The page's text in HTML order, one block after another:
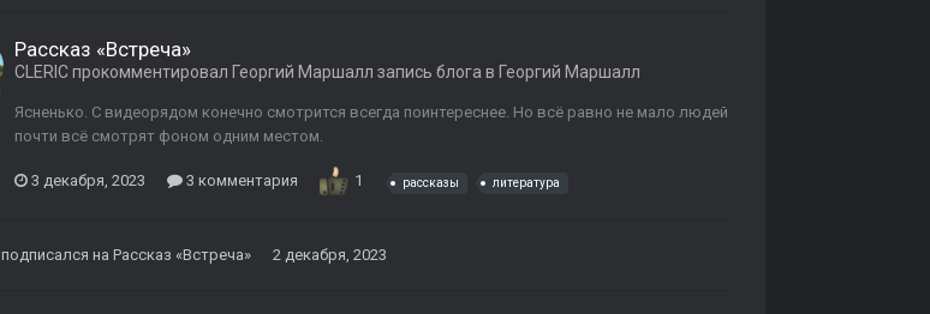
Рассказ «Встреча»
CLERICпрокомментировал Георгий Маршалл запись блога в Георгий Маршалл
Ясненько. С видеорядом конечно смотрится всегда поинтереснее. Но всё равно не мало людей
почти всё смотрят фоном одним местом.
3 декабря, 2023 3 комментария 1 рассказы литература
подписался на Рассказ «Встреча» 2 декабря, 2023